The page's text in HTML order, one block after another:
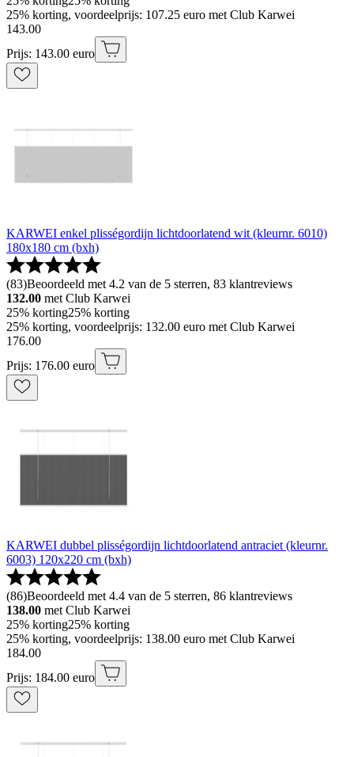
25% korting, voordeelprijs: 107.25 euro met Club Karwei
143.00
Prijs: 143.00 euro
KARWEI enkel plisségordijn lichtdoorlatend wit (kleurnr. 6010)
180x180 cm (bxh)
(83)Beoordeeld met 4.2 van de 5 sterren, 83 klantreviews
132.00 met Club Karwei
25% korting25% korting
25% korting, voordeelprijs: 132.00 euro met Club Karwei
176.00
Prijs: 176.00 euro
KARWEI dubbel plisségordijn lichtdoorlatend antraciet (kleurnr.
6003) 120x220 cm (bxh)
(86)Beoordeeld met 4.4 van de 5 sterren, 86 klantreviews
138.00 met Club Karwei
25% korting25% korting
25% korting, voordeelprijs: 138.00 euro met Club Karwei
184.00
Prijs: 184.00 euro